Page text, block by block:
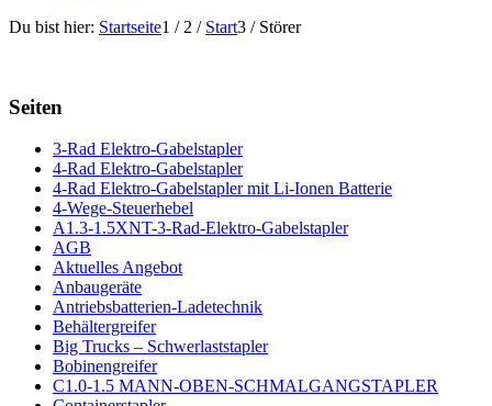
Du bist hier: Startseite1 / 2 / Start3 / Störer
Seiten
3-Rad Elektro-Gabelstapler
4-Rad Elektro-Gabelstapler
4-Rad Elektro-Gabelstapler mit Li-Ionen Batterie
4-Wege-Steuerhebel
A1.3-1.5XNT-3-Rad-Elektro-Gabelstapler
AGB
Aktuelles Angebot
Anbaugeräte
Antriebsbatterien-Ladetechnik
Behältergreifer
Big Trucks – Schwerlaststapler
Bobinengreifer
C1.0-1.5 MANN-OBEN-SCHMALGANGSTAPLER